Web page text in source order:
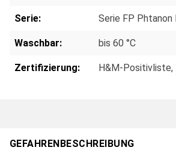
Serie: Serie FP
Waschbar: bis 60 °C
Zertifizierung: H&M-Positivliste,
GEFAHRENBESCHREIBUNG